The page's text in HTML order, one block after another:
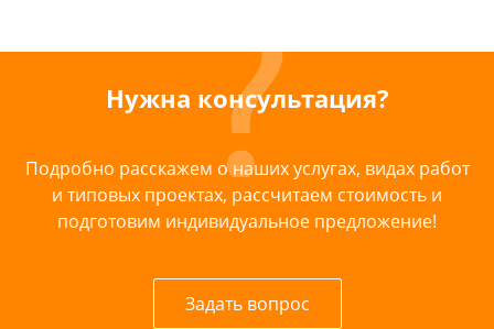
Нужна консультация?
Подробно расскажем о наших услугах, видах работ
и типовых проектах, рассчитаем стоимость и
подготовим индивидуальное предложение!
Задать вопрос